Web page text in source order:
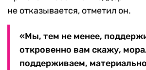
не отказывается, отметил он.
«Мы, тем не менее,
откровенно вам скажу,
поддерживаем, материально